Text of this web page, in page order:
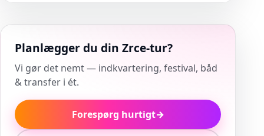
Planlægger du din Zrce-tur?
Vi gør det nemt — indkvartering, festival, båd
& transfer i ét.
Forespørg hurtigt→